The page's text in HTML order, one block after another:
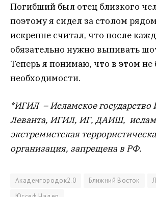
Погибший был отец близкого
поэтому я сидел за столом
искренне считал, что после
обязательно нужно выпивать
Теперь я понимаю, что в этом не
необходимости.
*ИГИЛ – Исламское государство
Леванта, ИГИЛ, ИГ, ДАИШ,
экстремистская
организация, запрещена в РФ.
Академгородок2.0 Ближний Восток